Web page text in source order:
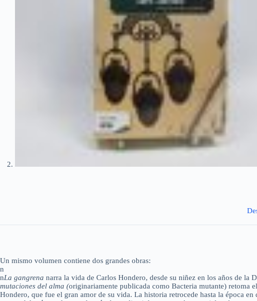
Un mismo volumen contiene dos grandes obras:
n
nLa gangrena narra la vida de Carlos Hondero, desde su niñez en los años de la
mutaciones del alma (originariamente publicada como Bacteria mutante) retoma
Hondero, que fue el gran amor de su vida. La historia retrocede hasta la época